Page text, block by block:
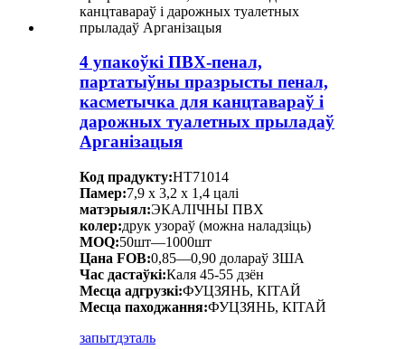
4 упакоўкі ПВХ-пенал,
партатыўны празрысты пенал,
касметычка для канцтавараў і
дарожных туалетных прыладаў
Арганізацыя
Код прадукту:HT71014
Памер:7,9 х 3,2 х 1,4 цалі
матэрыял:ЭКАЛІЧНЫ ПВХ
колер:друк узораў (можна наладзіць)
MOQ:50шт—1000шт
Цана FOB:0,85—0,90 долараў ЗША
Час дастаўкі:Каля 45-55 дзён
Месца адгрузкі:ФУЦЗЯНЬ, КІТАЙ
Месца паходжання:ФУЦЗЯНЬ, КІТАЙ
запытдэталь